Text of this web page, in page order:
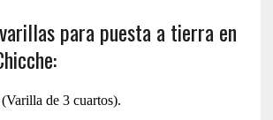
para puesta a tierra en
de 3 cuartos).